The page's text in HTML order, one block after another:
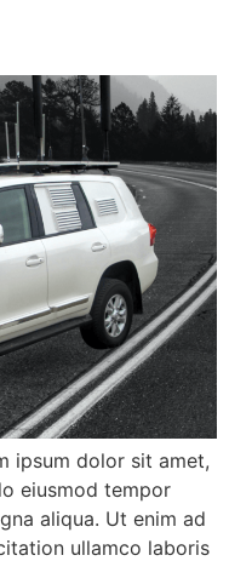
eiusmod tempor
aliqua. Ut enim ad
ullamco laboris